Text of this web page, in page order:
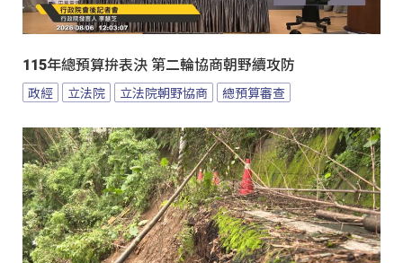
115年總預算拚表決 第二輪協商朝野續攻防
政經 立法院 立法院朝野協商 總預算審查